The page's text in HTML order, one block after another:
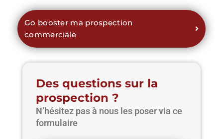
Go booster ma prospection
commerciale
Des questions sur la
prospection ?
N’hésitez pas à nous les poser via ce
formulaire